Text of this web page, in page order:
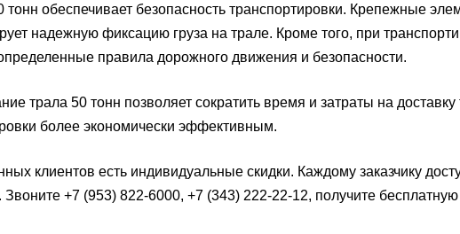
обеспечивает безопасность транспортировки. Крепежные
надежную фиксацию груза на трале. Кроме того, при
правила дорожного движения и безопасности.
трала 50 тонн позволяет сократить время и затраты на доставку
более экономически эффективным.
клиентов есть индивидуальные скидки. Каждому заказчику
Звоните +7 (953) 822-6000, +7 (343) 222-22-12, получите